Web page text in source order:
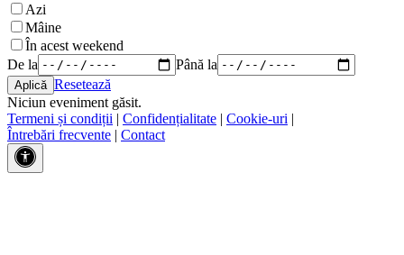
Azi
Mâine
În acest weekend
De la
Până la
Resetează
Niciun eveniment găsit.
Termeni și condiții | Confidențialitate | Cookie-uri |
Întrebări frecvente | Contact